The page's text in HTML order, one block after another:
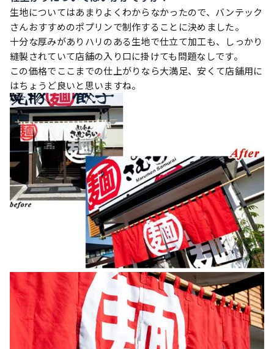
生地についてはあまりよくわからなかったので、バンテック
さんおすすめのポプリンで制作することに決めました。
十分な厚みがありハリのある生地で仕立て加工も、しっかり
縫製されていて店舗の入り口に掛けても問題なしです。
この価格でここまでの仕上がりなら大満足、安くて店舗用に
はちょうど良いと思いますね。